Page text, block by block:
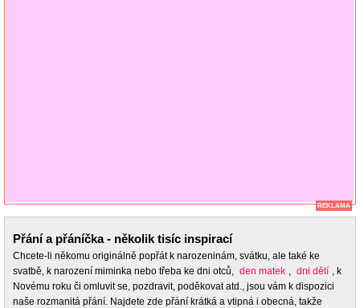
REKLAMA
Přání a přáníčka - několik tisíc inspirací
Chcete-li někomu originálně popřát k narozeninám, svátku, ale také ke
svatbě, k narození miminka nebo třeba ke dni otců, den matek , dni dětí , k
Novému roku či omluvit se, pozdravit, poděkovat atd., jsou vám k dispozici
naše rozmanitá přání. Najdete zde přání krátká a vtipná i obecná, takže